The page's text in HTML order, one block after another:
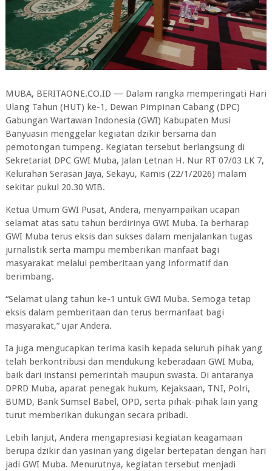
MUBA, BERITAONE.CO.ID — Dalam rangka memperingati Hari
Ulang Tahun (HUT) ke-1, Dewan Pimpinan Cabang (DPC)
Gabungan Wartawan Indonesia (GWI) Kabupaten Musi
Banyuasin menggelar kegiatan dzikir bersama dan
pemotongan tumpeng. Kegiatan tersebut berlangsung di
Sekretariat DPC GWI Muba, Jalan Letnan H. Nur RT 07/03 LK 7,
Kelurahan Serasan Jaya, Sekayu, Kamis (22/1/2026) malam
sekitar pukul 20.30 WIB.
Ketua Umum GWI Pusat, Andera, menyampaikan ucapan
selamat atas satu tahun berdirinya GWI Muba. Ia berharap
GWI Muba terus eksis dan sukses dalam menjalankan tugas
jurnalistik serta mampu memberikan manfaat bagi
masyarakat melalui pemberitaan yang informatif dan
berimbang.
“Selamat ulang tahun ke-1 untuk GWI Muba. Semoga tetap
eksis dalam pemberitaan dan terus bermanfaat bagi
masyarakat,” ujar Andera.
Ia juga mengucapkan terima kasih kepada seluruh pihak yang
telah berkontribusi dan mendukung keberadaan GWI Muba,
baik dari instansi pemerintah maupun swasta. Di antaranya
DPRD Muba, aparat penegak hukum, Kejaksaan, TNI, Polri,
BUMD, Bank Sumsel Babel, OPD, serta pihak-pihak lain yang
turut memberikan dukungan secara pribadi.
Lebih lanjut, Andera mengapresiasi kegiatan keagamaan
berupa dzikir dan yasinan yang digelar bertepatan dengan hari
jadi GWI Muba. Menurutnya, kegiatan tersebut menjadi